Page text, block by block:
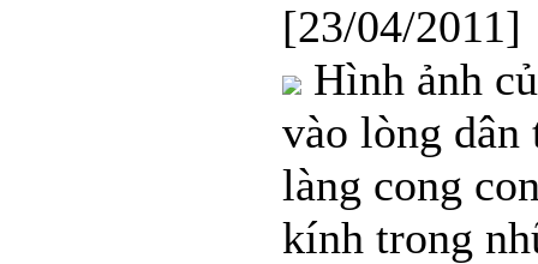
[23/04/2011]
Hình ảnh
vào lòng dân
làng cong
kính trong